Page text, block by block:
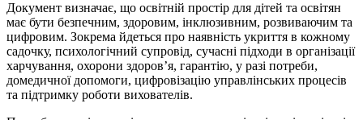
Документ визначає, що освітній простір для дітей та освітян
має бути безпечним, здоровим, інклюзивним, розвиваючим та
цифровим. Зокрема йдеться про наявність укриття в кожному
садочку, психологічний супровід, сучасні підходи в організації
харчування, охорони здоров’я, гарантію, у разі потреби,
домедичної допомоги, цифровізацію управлінських процесів
та підтримку роботи вихователів.